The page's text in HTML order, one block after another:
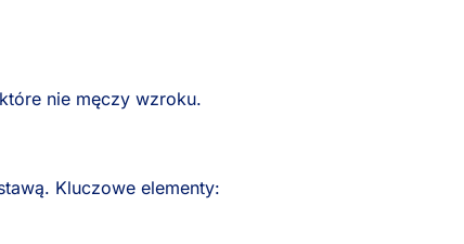
nie męczy wzroku.
Kluczowe elementy: